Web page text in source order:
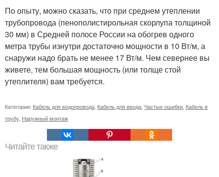
По опыту, можно сказать, что при среднем утеплении
трубопровода (пенополистирольная скорлупа толщиной
30 мм) в Средней полосе России на обогрев одного
метра трубы изнутри достаточно мощности в 10 Вт/м, а
снаружи надо брать не менее 17 Вт/м. Чем севернее вы
живете, тем большая мощность (или толще стой
утеплителя) вам требуется.
Категории: Кабель для водопровода Кабель для ввода Частые ошибки Кабель в
трубу Наружный монтаж
Читайте также